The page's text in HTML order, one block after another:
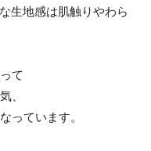
生地感は肌触りやわら
て
、
っています。